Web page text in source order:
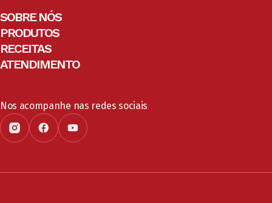
SOBRE NÓS
PRODUTOS
RECEITAS
ATENDIMENTO
Nos acompanhe nas redes sociais